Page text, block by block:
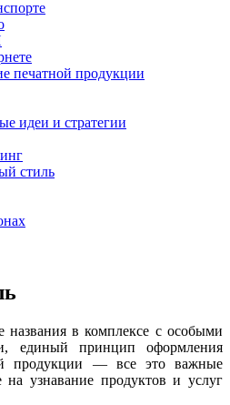
печатной продукции
идеи и стратегии
стиль
названия в комплексе с особыми
единый принцип оформления
продукции — все это важные
узнавание продуктов и услуг